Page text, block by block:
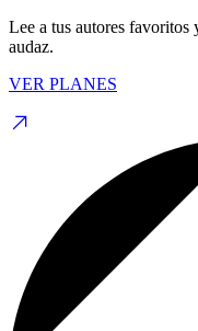
Lee a tus autores favoritos
audaz.
VER PLANES